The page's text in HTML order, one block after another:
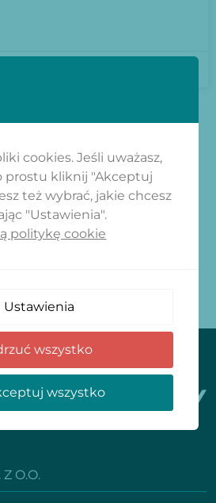
SIĘ
newslettera i
z naszej
form="2"]
O.O.
cookies. Jeśli uważasz,
prostu kliknij "Akceptuj
też wybrać, jakie chcesz
"Ustawienia".
politykę cookie
Ustawienia
wszystko
wszystko